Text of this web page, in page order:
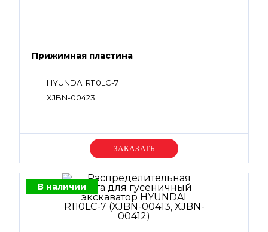
Прижимная пластина
HYUNDAI R110LC-7
XJBN-00423
Уточняйте цену
В наличии